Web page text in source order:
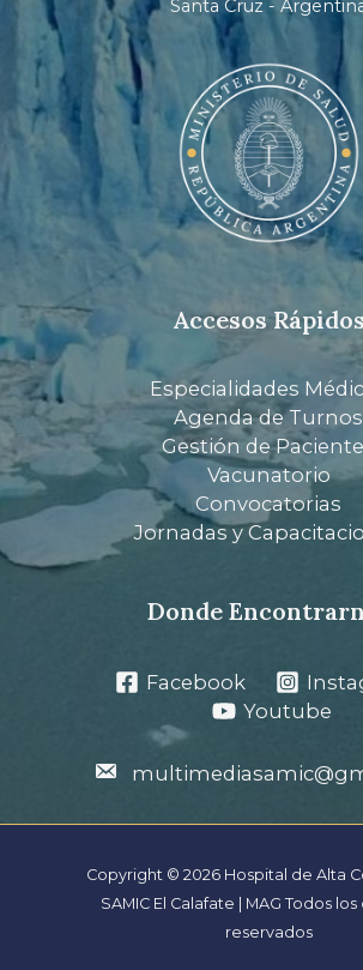
Santa Cruz -
Accesos Rápidos
Especialidades
Agenda de Turnos
Gestión de
Vacunatorio
Convocatorias
Jornadas y
Donde
Facebook
Youtube
Copyright © 2026 Hospital de Alta
SAMIC El Calafate | MAG Todos
reservados